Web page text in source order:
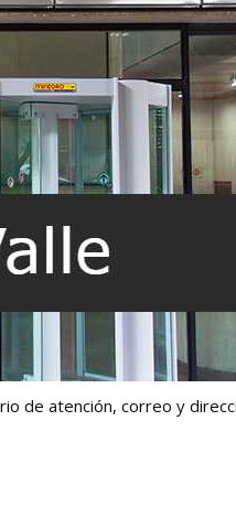
de atención, correo y